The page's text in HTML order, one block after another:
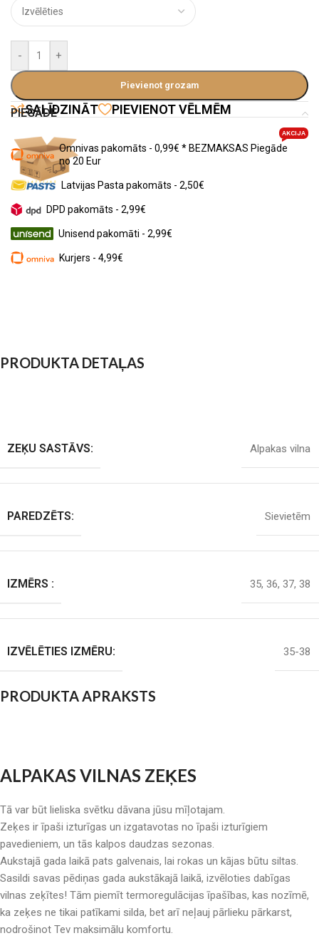
- +
Pievienot grozam
SALĪDZINĀT PIEVIENOT VĒLMĒM
PIEGĀDE
Omnivas pakomāts - 0,99€ * BEZMAKSAS Piegāde
no 20 Eur
AKCIJA
Latvijas Pasta pakomāts - 2,50€
DPD pakomāts - 2,99€
Unisend pakomāti - 2,99€
Kurjers - 4,99€
PRODUKTA DETAĻAS
ZEĶU SASTĀVS: Alpakas vilna
PAREDZĒTS: Sievietēm
IZMĒRS : 35, 36, 37, 38
IZVĒLĒTIES IZMĒRU: 35-38
PRODUKTA APRAKSTS
ALPAKAS VILNAS ZEĶES
Tā var būt lieliska svētku dāvana jūsu mīļotajam.
Zeķes ir īpaši izturīgas un izgatavotas no īpaši izturīgiem
pavedieniem, un tās kalpos daudzas sezonas.
Aukstajā gada laikā pats galvenais, lai rokas un kājas būtu siltas.
Sasildi savas pēdiņas gada aukstākajā laikā, izvēloties dabīgas
vilnas zeķītes! Tām piemīt termoregulācijas īpašības, kas nozīmē,
ka zeķes ne tikai patīkami silda, bet arī neļauj pārlieku pārkarst,
nodrošinot Tev maksimālu komfortu.